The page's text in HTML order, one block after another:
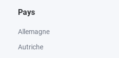
Pays
Allemagne
Autriche